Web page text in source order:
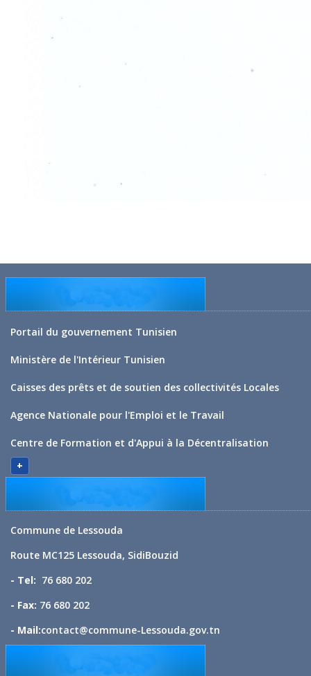
Portail du gouvernement Tunisien
Ministère de l'Intérieur Tunisien
Caisses des prêts et de soutien des collectivités Locales
Agence Nationale pour l'Emploi et le Travail
Centre de Formation et d'Appui à la Décentralisation
+
Commune de Lessouda
Route MC125 Lessouda, SidiBouzid
- Tel: 76 680 202
- Fax: 76 680 202
- Mail:contact@commune-Lessouda.gov.tn